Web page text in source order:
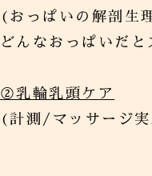
(おっぱいの解剖生
どんなおっぱいだ
②乳輪乳頭ケア
(計測/マッサージ実